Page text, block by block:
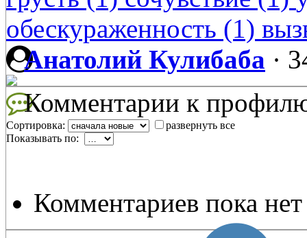
обескураженность (1)
Анатолий Кулибаба ·
Комментарии к
Сортировка:
развернуть все
Показывать по:
Комментариев пока нет